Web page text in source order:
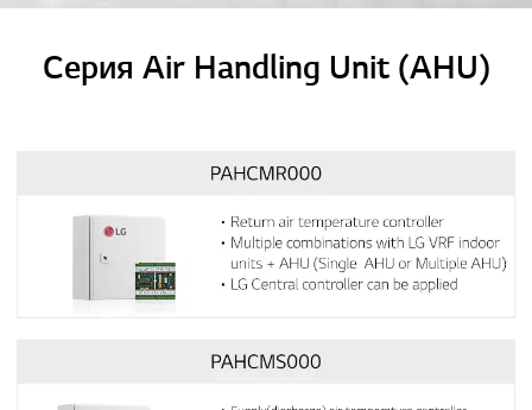
Серия Air Handling Unit (AHU)